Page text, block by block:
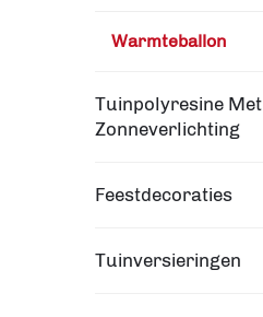
Warmteballon
Tuinpolyresine Met
Zonneverlichting
Feestdecoraties
Tuinversieringen